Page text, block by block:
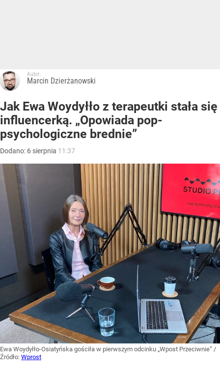
Autor:
Marcin Dzierżanowski
Jak Ewa Woydyłło z terapeutki stała się
influencerką. „Opowiada pop-
psychologiczne brednie”
Dodano: 6 sierpnia 11:37
Ewa Woydyłło-Osiatyńska gościła w pierwszym odcinku „Wpost Przeciwnie” /
Źródło: Wprost